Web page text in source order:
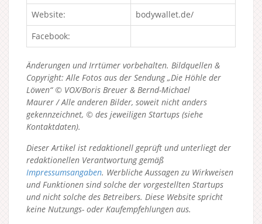
Website:
bodywallet.de/
Facebook:
Änderungen und Irrtümer vorbehalten. Bildquellen &
Copyright: Alle Fotos aus der Sendung „Die Höhle der
Löwen“ © VOX/Boris Breuer & Bernd-Michael
Maurer / Alle anderen Bilder, soweit nicht anders
gekennzeichnet, © des jeweiligen Startups (siehe
Kontaktdaten).
Dieser Artikel ist redaktionell geprüft und unterliegt der
redaktionellen Verantwortung gemäß
Impressumsangaben. Werbliche Aussagen zu Wirkweisen
und Funktionen sind solche der vorgestellten Startups
und nicht solche des Betreibers. Diese Website spricht
keine Nutzungs- oder Kaufempfehlungen aus.